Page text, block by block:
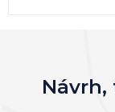
Návrh,